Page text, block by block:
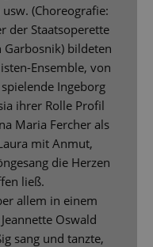
(Choreografie:
der Staatsoperette
Garbosnik) bildeten
Ensemble, von
Ingeborg
ihrer Rolle Profil
Maria Fercher als
mit Anmut,
die Herzen
ließ.
allem in einem
Oswald
sang und tanzte,